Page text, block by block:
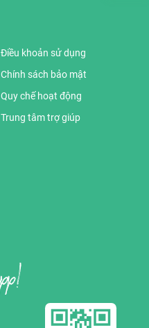
Điều khoản sử dụng
Chính sách bảo mật
Quy chế hoạt động
Trung tâm trợ giúp